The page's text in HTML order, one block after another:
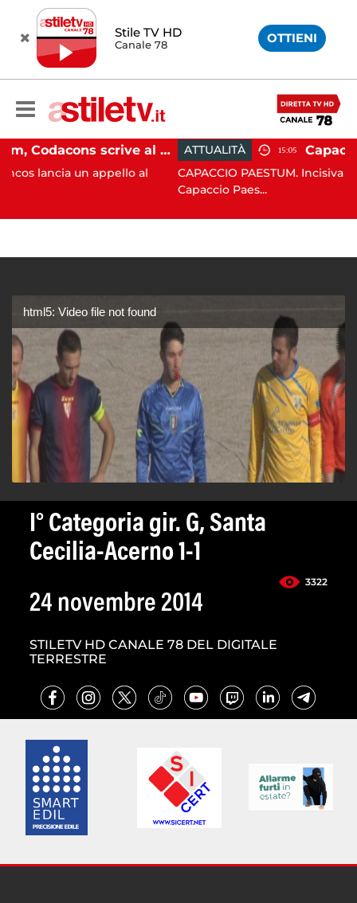
Stile TV HD
Canale 78 OTTIENI
Paestum, Codacons scrive al ministro Giuli: "Rilanciare scavi dell'Anfiteatro nell'area archeologica"
appello al
ATTUALITÀ 15:05
CAPACCIO PAESTUM. Incisiva azione del
Capaccio Paes...
html5: Video file not found
I° Categoria gir. G, Santa
Cecilia-Acerno 1-1
3322
24 novembre 2014
STILETV HD CANALE 78 DEL DIGITALE
TERRESTRE